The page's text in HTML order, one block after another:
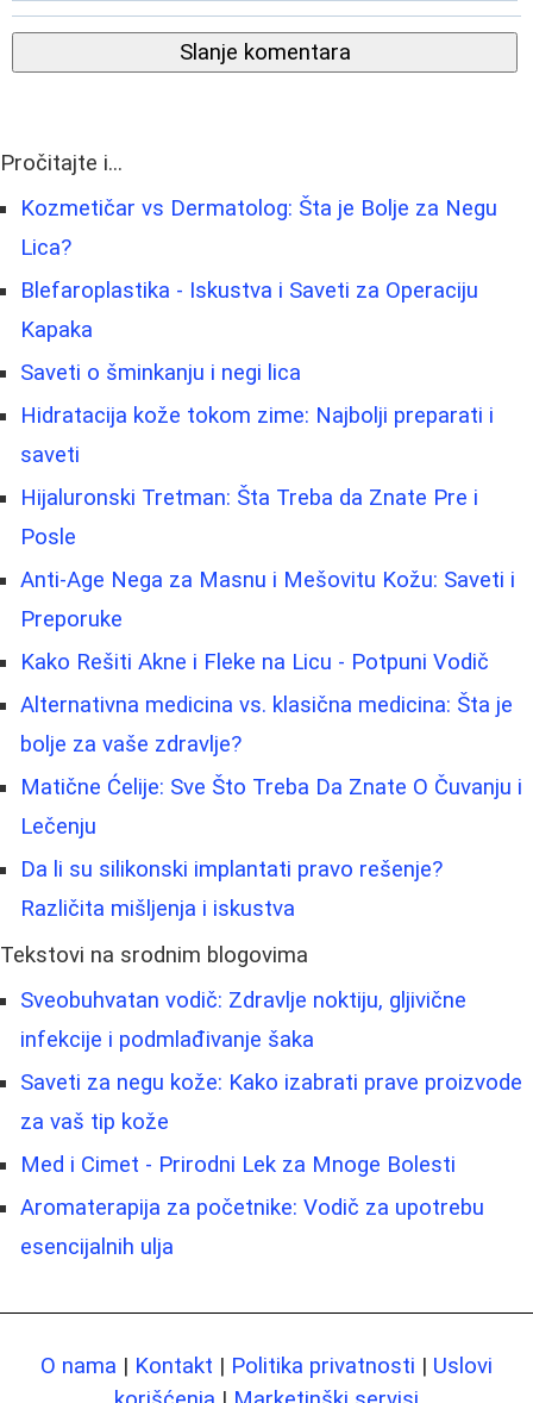
Slanje komentara
Pročitajte i...
Kozmetičar vs Dermatolog: Šta je Bolje za Negu
Lica?
Blefaroplastika - Iskustva i Saveti za Operaciju
Kapaka
Saveti o šminkanju i negi lica
Hidratacija kože tokom zime: Najbolji preparati i
saveti
Hijaluronski Tretman: Šta Treba da Znate Pre i
Posle
Anti-Age Nega za Masnu i Mešovitu Kožu: Saveti i
Preporuke
Kako Rešiti Akne i Fleke na Licu - Potpuni Vodič
Alternativna medicina vs. klasična medicina: Šta je
bolje za vaše zdravlje?
Matične Ćelije: Sve Što Treba Da Znate O Čuvanju i
Lečenju
Da li su silikonski implantati pravo rešenje?
Različita mišljenja i iskustva
Tekstovi na srodnim blogovima
Sveobuhvatan vodič: Zdravlje noktiju, gljivične
infekcije i podmlađivanje šaka
Saveti za negu kože: Kako izabrati prave proizvode
za vaš tip kože
Med i Cimet - Prirodni Lek za Mnoge Bolesti
Aromaterapija za početnike: Vodič za upotrebu
esencijalnih ulja
O nama | Kontakt | Politika privatnosti | Uslovi